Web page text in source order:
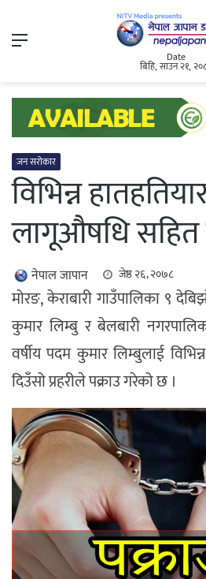
Menu
Date
बिहि, साउन २१,
जन सरोकार
विभिन्न
लागूऔषधि सहित
नेपाल जापान जेष्ठ २६, २०७८
मोरङ, केराबारी गाउँपालिका ९
कुमार लिम्बु र बेलबारी
वर्षीय पदम कुमार लिम्बुलाई
दिउँसो प्रहरीले पक्राउ गरेको छ ।